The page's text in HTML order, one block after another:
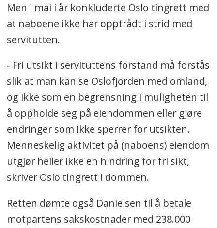
Men i mai i år konkluderte Oslo tingrett med
at naboene ikke har opptrådt i strid med
servitutten.
- Fri utsikt i servituttens forstand må forstås
slik at man kan se Oslofjorden med omland,
og ikke som en begrensning i muligheten til
å oppholde seg på eiendommen eller gjøre
endringer som ikke sperrer for utsikten.
Menneskelig aktivitet på (naboens) eiendom
utgjør heller ikke en hindring for fri sikt,
skriver Oslo tingrett i dommen.
Retten dømte også Danielsen til å betale
motpartens sakskostnader med 238.000